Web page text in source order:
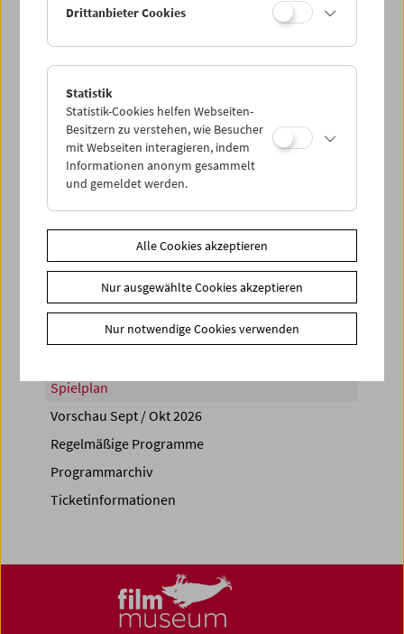
PROGRAMM ÜBERBLICK
Share on
Spielplan
Vorschau Sept / Okt 2026
Regelmäßige Programme
Programmarchiv
Ticketinformationen
Drittanbieter Cookies
Statistik
Statistik-Cookies helfen Webseiten-
Besitzern zu verstehen, wie Besucher
mit Webseiten interagieren, indem
Informationen anonym gesammelt
und gemeldet werden.
Alle Cookies akzeptieren
Nur ausgewählte Cookies akzeptieren
Nur notwendige Cookies verwenden